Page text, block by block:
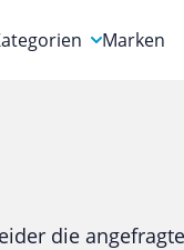
Computer & Elektronik
Marken
die